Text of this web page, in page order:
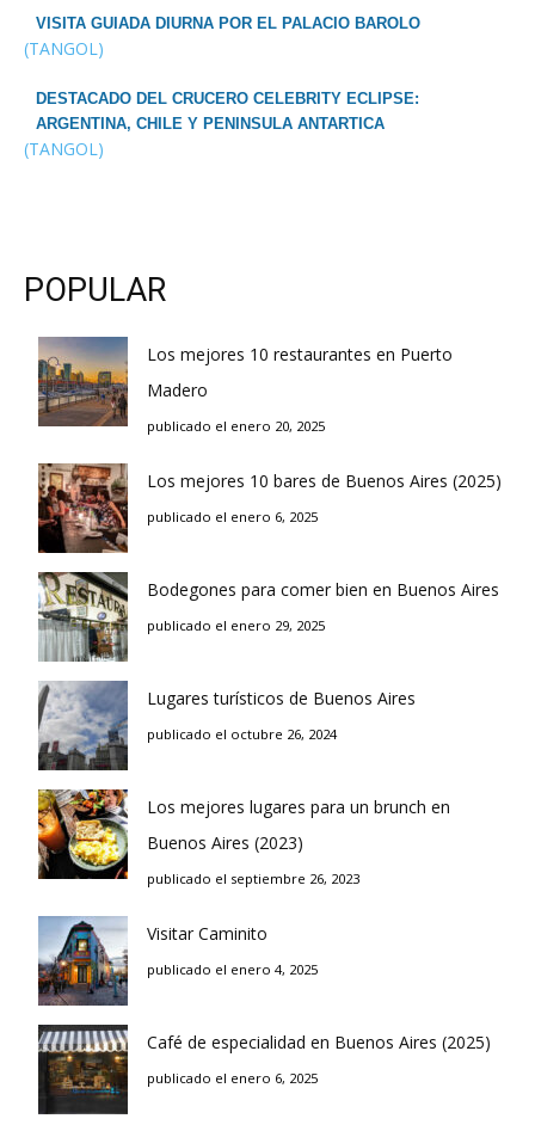
VISITA GUIADA DIURNA POR EL PALACIO BAROLO
(TANGOL)
DESTACADO DEL CRUCERO CELEBRITY ECLIPSE:
ARGENTINA, CHILE Y PENINSULA ANTARTICA
(TANGOL)
POPULAR
Los mejores 10 restaurantes en Puerto
Madero
publicado el enero 20, 2025
Los mejores 10 bares de Buenos Aires (2025)
publicado el enero 6, 2025
Bodegones para comer bien en Buenos Aires
publicado el enero 29, 2025
Lugares turísticos de Buenos Aires
publicado el octubre 26, 2024
Los mejores lugares para un brunch en
Buenos Aires (2023)
publicado el septiembre 26, 2023
Visitar Caminito
publicado el enero 4, 2025
Café de especialidad en Buenos Aires (2025)
publicado el enero 6, 2025